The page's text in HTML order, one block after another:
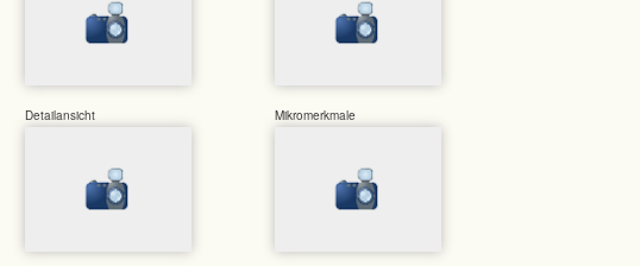
Detailansicht Mikromerkmale